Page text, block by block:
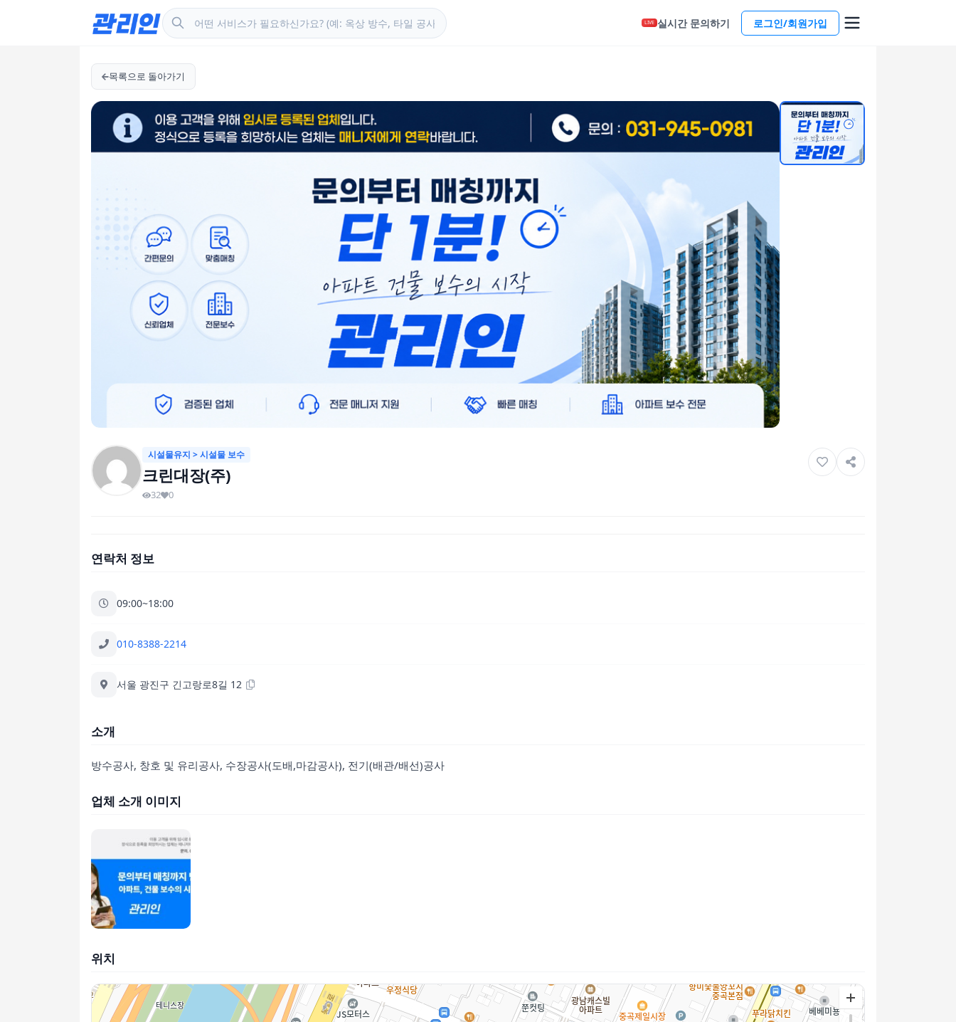
LIVE 실시간 문의하기 로그인/회원가입
목록으로 돌아가기
시설물유지 > 시설물 보수
크린대장(주)
32 0
연락처 정보
09:00~18:00
010-8388-2214
서울 광진구 긴고랑로8길 12
소개
방수공사, 창호 및 유리공사, 수장공사(도배,마감공사), 전기(배관/배선)공사
업체 소개 이미지
위치